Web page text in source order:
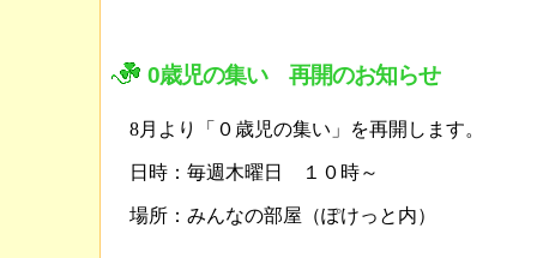
0歳児の集い 再開のお知らせ
8月より「０歳児の集い」を再開します。
日時：毎週木曜日 １０時～
場所：みんなの部屋（ぽけっと内）